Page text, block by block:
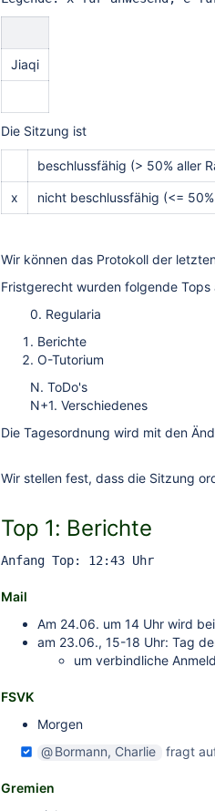
Jiaqi
Die Sitzung ist
beschlussfähig (> 50% aller
x nicht beschlussfähig (<=
Wir können das Protokoll der
Fristgerecht wurden folgende
0. Regularia
Berichte
O-Tutorium
N. ToDo's
N+1. Verschiedenes
Die Tagesordnung wird mit den
Wir stellen fest, dass die Sitzung
Top 1: Berichte
Anfang Top: 12:43 Uhr
Mail
Am 24.06. um 14 Uhr wird
am 23.06., 15-18 Uhr: Tag
um verbindliche
FSVK
Morgen
Bormann, Charlie
fragt
Gremien